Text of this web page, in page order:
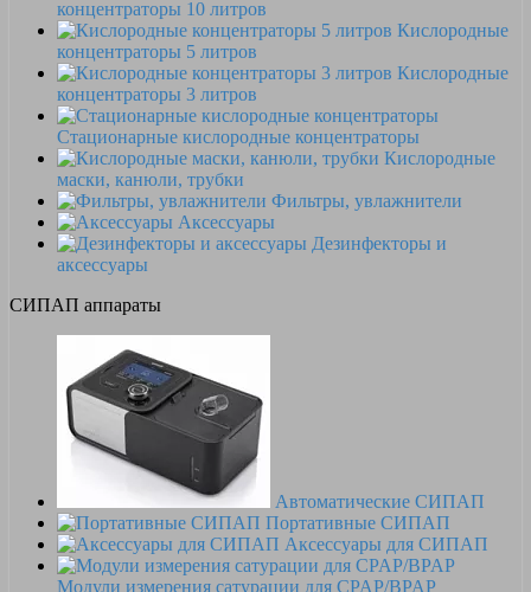
концентраторы 10 литров
Кислородные
концентраторы 5 литров
Кислородные
концентраторы 3 литров
Стационарные кислородные концентраторы
Кислородные
маски, канюли, трубки
Фильтры, увлажнители
Аксессуары
Дезинфекторы и
аксессуары
СИПАП аппараты
Автоматические СИПАП
Портативные СИПАП
Аксессуары для СИПАП
Модули измерения сатурации для CPAP/BPAP